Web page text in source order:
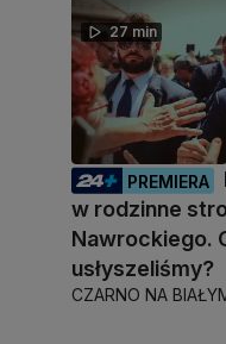
27 min
PREMIERA
w rodzinne
Nawrockiego.
usłyszeliśmy?
CZARNO NA